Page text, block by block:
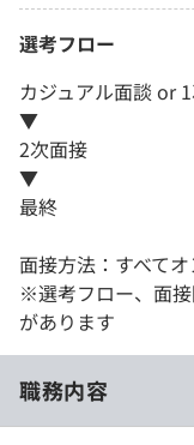
選考フロー
カジュアル面談 or
▼
2次面接
▼
最終
面接方法：すべて
※選考フロー、面
があります
職務内容